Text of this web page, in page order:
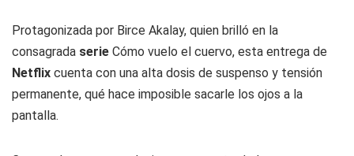
Protagonizada por Birce Akalay, quien brilló en la
consagrada serie Cómo vuelo el cuervo, esta entrega de
Netflix cuenta con una alta dosis de suspenso y tensión
permanente, qué hace imposible sacarle los ojos a la
pantalla.